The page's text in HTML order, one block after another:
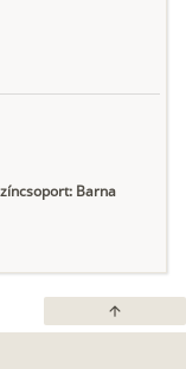
Barna
arrow_upward